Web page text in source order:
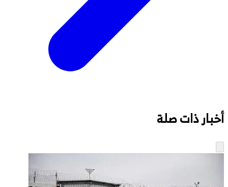
أخبار ذات صلة